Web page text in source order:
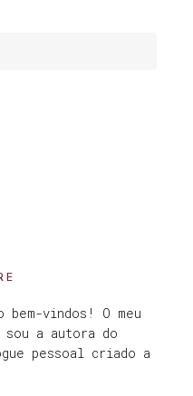
vindos! O meu
a autora do
pessoal criado a